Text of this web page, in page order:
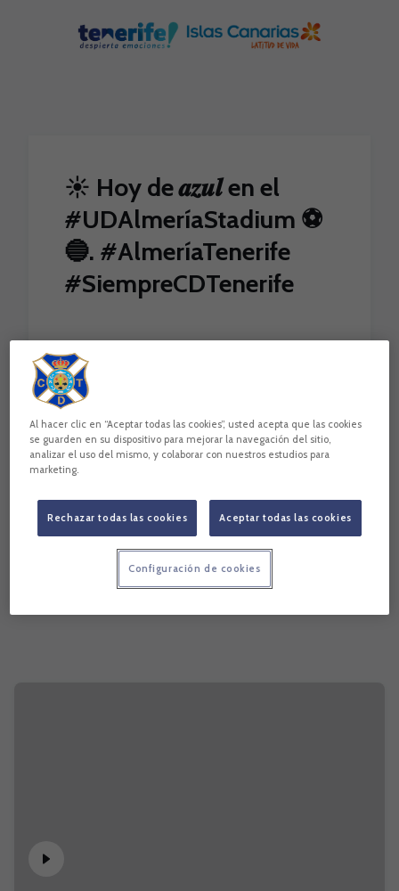
☀️ Hoy de 𝒂𝒛𝒖𝒍 en el
#UDAlmeríaStadium ⚽️
🔵. #AlmeríaTenerife
#SiempreCDTenerife
Al hacer clic en “Aceptar todas las cookies”, usted acepta que las cookies
se guarden en su dispositivo para mejorar la navegación del sitio,
analizar el uso del mismo, y colaborar con nuestros estudios para
marketing.
Rechazar todas las cookies Aceptar todas las cookies
Configuración de cookies